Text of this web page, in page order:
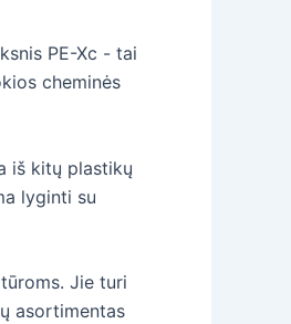
PE-Xc - tai
cheminės
iš kitų plastikų
lyginti su
Jie turi
asortimentas